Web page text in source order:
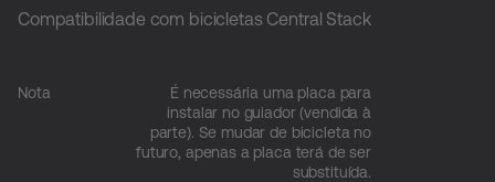
Compatibilidade com bicicletas Central Stack
Nota
É necessária uma placa para
instalar no guiador (vendida à
parte). Se mudar de bicicleta no
futuro, apenas a placa terá de ser
substituída.